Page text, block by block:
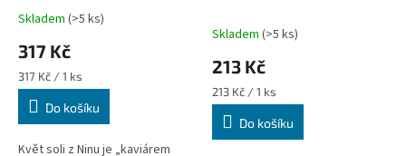
Průměrné
produktu
je
5,0
5
hvězdiček.
Skladem (>5 ks)
317 Kč
Měrná
cena:
317 Kč / 1 ks
Do košíku
Květ soli z Ninu je „kaviárem
Skladem (>5 ks)
213 Kč
Měrná
cena:
213 Kč / 1 ks
Do košíku